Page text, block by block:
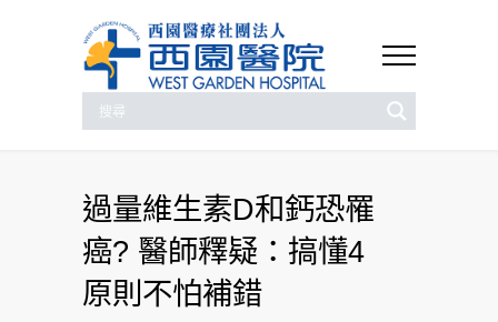
過量維生素D和鈣恐罹
癌? 醫師釋疑：搞懂4
原則不怕補錯